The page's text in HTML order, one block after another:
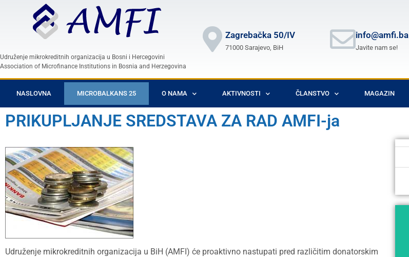
Udruženje mikrokreditnih organizacija u Bosni i Hercegovini
Association of Microfinance Institutions in Bosnia and Herzegovina
Zagrebačka 50/IV
71000 Sarajevo, BiH
info@amfi.ba
Javite nam se!
NASLOVNA MICROBALKANS 25 O NAMA AKTIVNOSTI ČLANSTVO MAGAZIN
PRIKUPLJANJE SREDSTAVA ZA RAD AMFI-ja
Udruženje mikrokreditnih organizacija u BiH (AMFI) će proaktivno nastupati pred različitim donatorskim